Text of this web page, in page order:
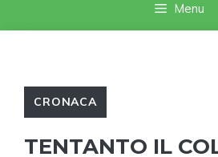
Menu
CRONACA
TENTANTO IL